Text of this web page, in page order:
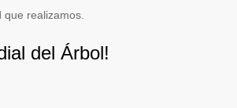
realizamos.
Árbol!